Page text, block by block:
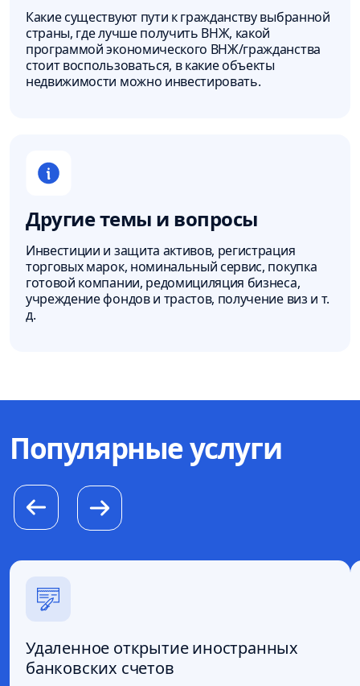
Какие существуют пути к гражданству выбранной
страны, где лучше получить ВНЖ, какой
программой экономического ВНЖ/гражданства
стоит воспользоваться, в какие объекты
недвижимости можно инвестировать.
Другие темы и вопросы
Инвестиции и защита активов, регистрация
торговых марок, номинальный сервис, покупка
готовой компании, редомициляция бизнеса,
учреждение фондов и трастов, получение виз и т.
д.
Популярные услуги
Удаленное открытие иностранных
банковских счетов